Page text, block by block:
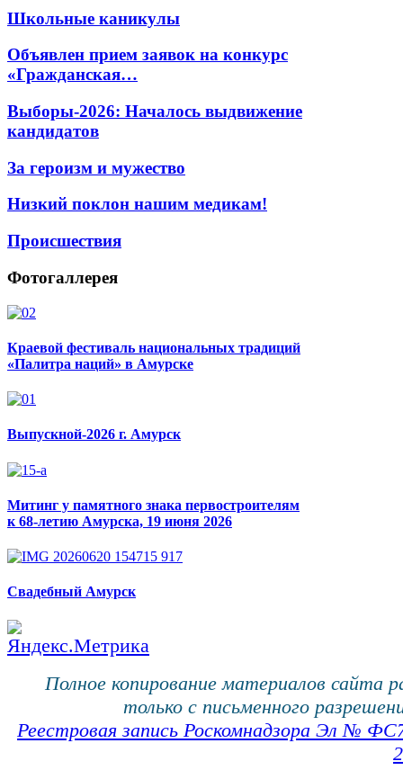
Школьные каникулы
Объявлен прием заявок на конкурс
«Гражданская…
Выборы-2026: Началось выдвижение
кандидатов
За героизм и мужество
Низкий поклон нашим медикам!
Происшествия
Фотогаллерея
Краевой фестиваль национальных традиций
«Палитра наций» в Амурске
Выпускной-2026 г. Амурск
Митинг у памятного знака первостроителям
к 68-летию Амурска, 19 июня 2026
Свадебный Амурск
Полное копирование материалов сайта
только с письменного
Реестровая запись Роскомнадзора Эл №